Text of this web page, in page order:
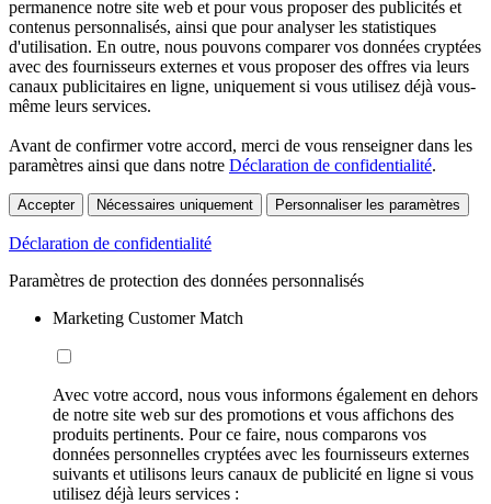
permanence notre site web et pour vous proposer des publicités et
contenus personnalisés, ainsi que pour analyser les statistiques
d'utilisation. En outre, nous pouvons comparer vos données cryptées
avec des fournisseurs externes et vous proposer des offres via leurs
canaux publicitaires en ligne, uniquement si vous utilisez déjà vous-
même leurs services.
Avant de confirmer votre accord, merci de vous renseigner dans les
paramètres ainsi que dans notre Déclaration de confidentialité.
Accepter Nécessaires uniquement Personnaliser les paramètres
Déclaration de confidentialité
Paramètres de protection des données personnalisés
Marketing Customer Match
Avec votre accord, nous vous informons également en dehors
de notre site web sur des promotions et vous affichons des
produits pertinents. Pour ce faire, nous comparons vos
données personnelles cryptées avec les fournisseurs externes
suivants et utilisons leurs canaux de publicité en ligne si vous
utilisez déjà leurs services :